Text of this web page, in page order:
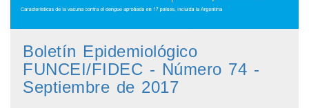
Boletín Epidemiológico
FUNCEI/FIDEC - Número 74 -
Septiembre de 2017